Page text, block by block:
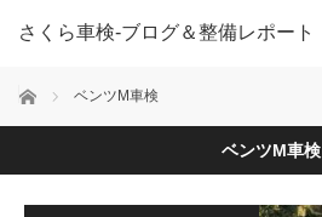
さくら車検‐ブログ＆整備レポート
ホーム ベンツM車検
ベンツM車検